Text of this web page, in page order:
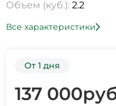
Объем (куб.): 2.2
Все характеристики
От 1 дня
137 000